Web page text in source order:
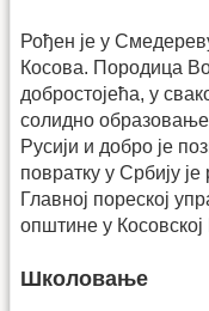
Рођен је у
Косова. Породица
добростојећа, у
солидно
Русији и добро је
повратку у Србију
Главној пореској
општине у
Школовање